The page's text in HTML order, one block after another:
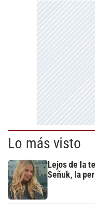
Lo más visto
Lejos de la
Señuk, la